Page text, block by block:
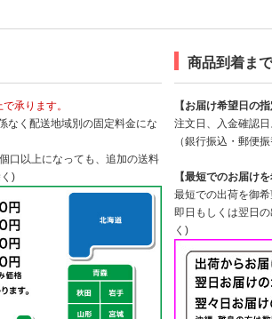
承ります。
なく配送地域別の固定料金にな
口以上になっても、追加の送料
)
商品到着ま
【お届け希望日の
注文日、入金確認
（銀行振込・郵便
【最短でのお届け
最短での出荷を御
即日もしくは翌日
く)